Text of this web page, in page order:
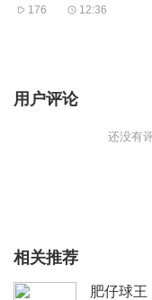
176 12:36
用户评论
还没有
相关推荐
肥仔球王